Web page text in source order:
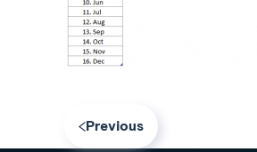
Previous